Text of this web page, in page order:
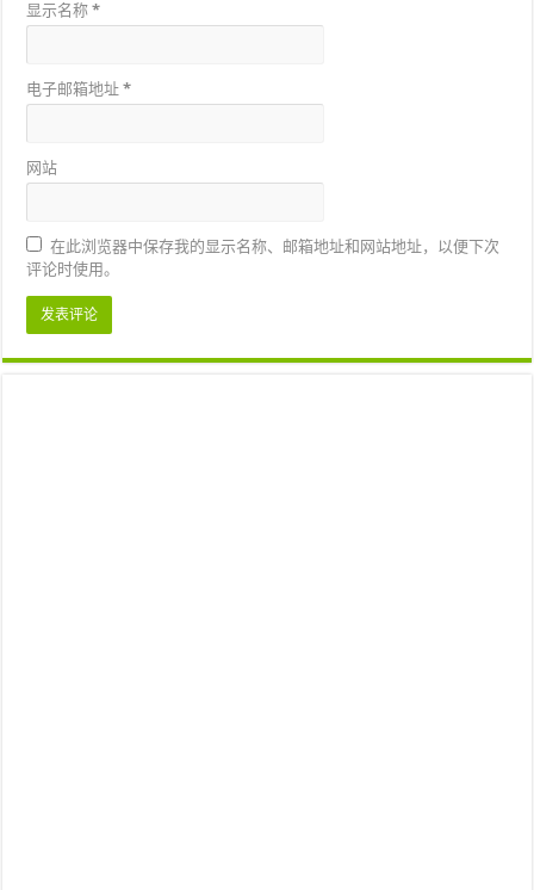
显示名称*
电子邮箱地址*
网站
在此浏览器中保存我的显示名称、邮箱地址和网站地址，以便下次
评论时使用。